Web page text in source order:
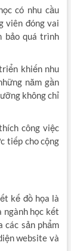
có nhu cầu
viên đóng vai
bảo quá trình
khiến nhu
năm gần
không chỉ
công việc
tiếp cho cộng
kế đồ họa là
ngành học kết
các sản phẩm
website và